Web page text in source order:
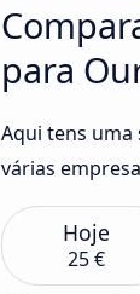
para
Aqui tens uma
várias
Hoje
25 €